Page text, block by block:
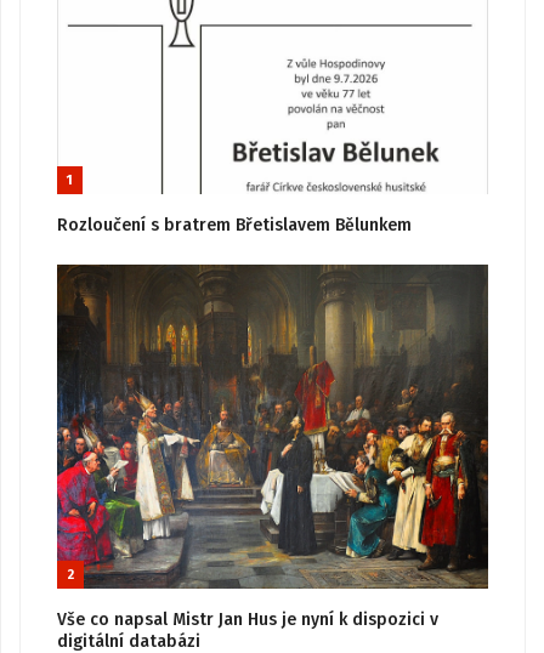
1
Rozloučení s bratrem Břetislavem Bělunkem
2
Vše co napsal Mistr Jan Hus je nyní k dispozici v
digitální databázi